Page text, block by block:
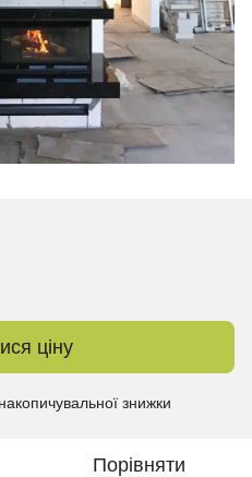
ціну
знижки
Порівняти